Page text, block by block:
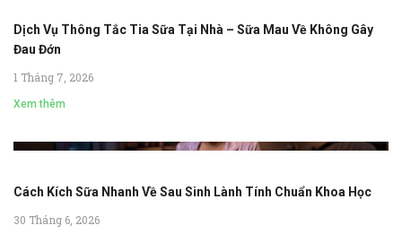
Dịch Vụ Thông Tắc Tia Sữa Tại Nhà – Sữa Mau Về Không Gây
Đau Đớn
1 Tháng 7, 2026
Xem thêm
Cách Kích Sữa Nhanh Về Sau Sinh Lành Tính Chuẩn Khoa Học
30 Tháng 6, 2026